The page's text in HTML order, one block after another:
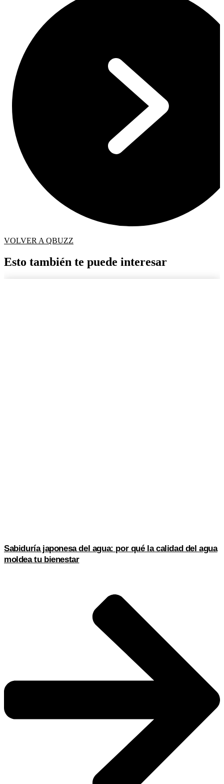
VOLVER A QBUZZ
Esto también te puede interesar
Sabiduría japonesa del agua: por qué la calidad del agua
moldea tu bienestar